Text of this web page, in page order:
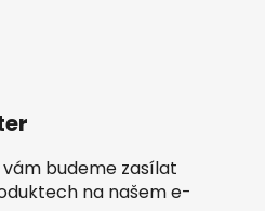
budeme zasílat
na našem e-